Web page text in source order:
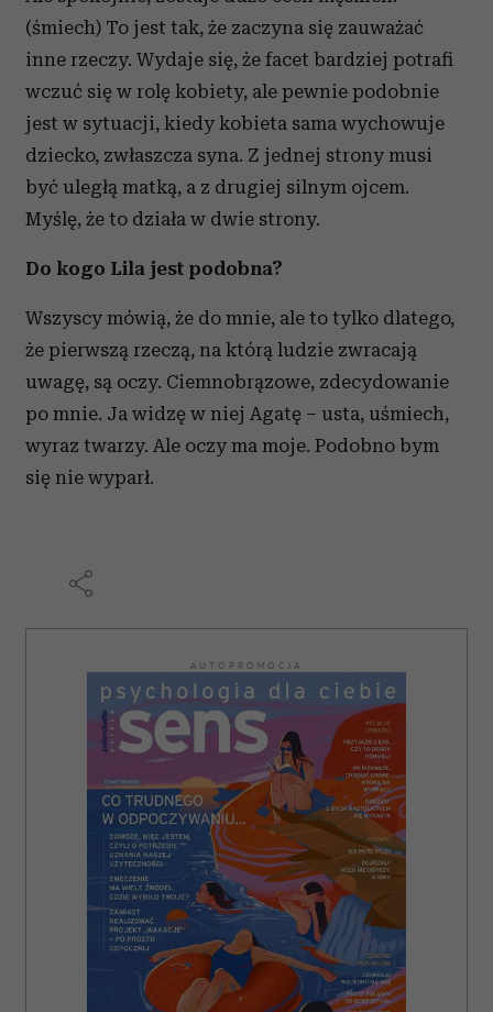
(śmiech) To jest tak, że zaczyna się zauważać
inne rzeczy. Wydaje się, że facet bardziej potrafi
wczuć się w rolę kobiety, ale pewnie podobnie
jest w sytuacji, kiedy kobieta sama wychowuje
dziecko, zwłaszcza syna. Z jednej strony musi
być uległą matką, a z drugiej silnym ojcem.
Myślę, że to działa w dwie strony.
Do kogo Lila jest podobna?
Wszyscy mówią, że do mnie, ale to tylko dlatego,
że pierwszą rzeczą, na którą ludzie zwracają
uwagę, są oczy. Ciemnobrązowe, zdecydowanie
po mnie. Ja widzę w niej Agatę – usta, uśmiech,
wyraz twarzy. Ale oczy ma moje. Podobno bym
się nie wyparł.
AUTOPROMOCJA